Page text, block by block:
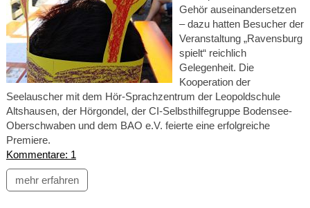
Gehör auseinandersetzen
– dazu hatten Besucher der
Veranstaltung „Ravensburg
spielt“ reichlich
Gelegenheit. Die
Kooperation der
Seelauscher mit dem Hör-Sprachzentrum der Leopoldschule
Altshausen, der Hörgondel, der CI-Selbsthilfegruppe Bodensee-
Oberschwaben und dem BAO e.V. feierte eine erfolgreiche
Premiere.
Kommentare: 1
mehr erfahren